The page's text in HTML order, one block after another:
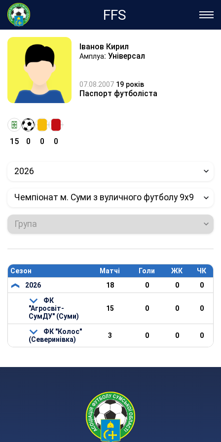
FFS
Іванов Кирил
Амплуа: Універсал
07.08.2007 19 років
Паспорт футболіста
15 0 0 0
2026
Чемпіонат м. Суми з вуличного футболу 9х9
Група
Сезон Матчі Голи ЖК
ЧК
2026
18 0 0
0
ФК
"Агросвіт-
СумДУ" (Суми)
15 0 0 0
ФК "Колос"
(Северинівка)
3 0 0 0